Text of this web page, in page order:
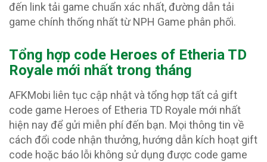
đến link tải game chuẩn xác nhất, đường dẫn tải
game chính thống nhất từ NPH Game phân phối.
Tổng hợp code Heroes of Etheria TD
Royale mới nhất trong tháng
AFKMobi liên tục cập nhật và tổng hợp tất cả gift
code game Heroes of Etheria TD Royale mới nhất
hiện nay để gửi miễn phí đến bạn. Mọi thông tin về
cách đổi code nhận thưởng, hướng dẫn kích hoạt gift
code hoặc báo lỗi không sử dụng được code game